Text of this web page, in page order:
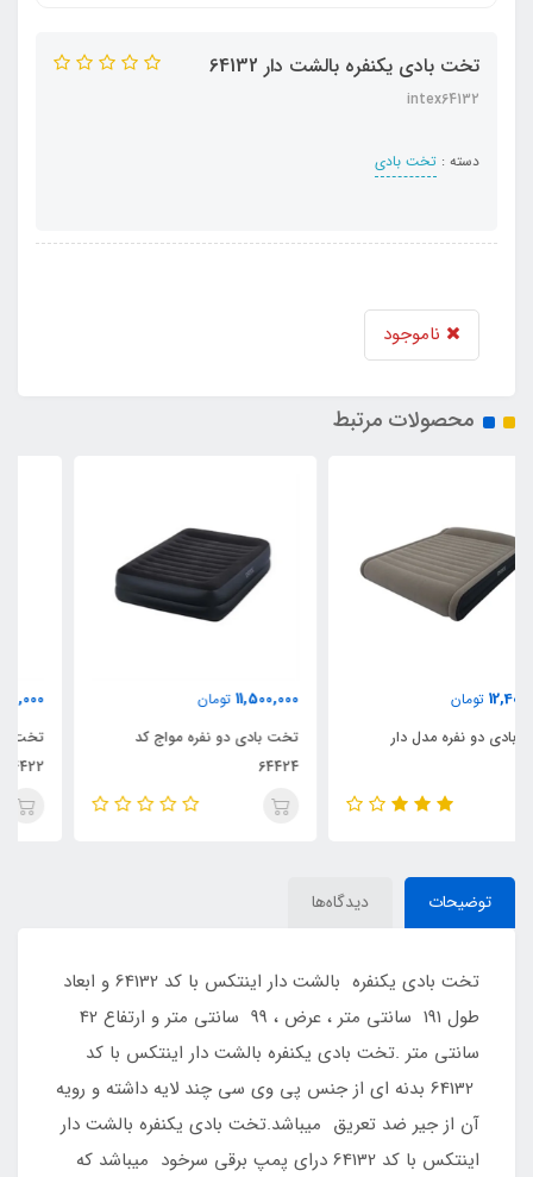
تخت بادی یکنفره بالشت دار 64132
intex64132
دسته : تخت بادی
ناموجود
محصولات مرتبط
11,500,000
تخت بادی دو نفره مواج کد
9,600,000
تخت بادی یک نفره مواج کد
توضیحات دیدگاه‌ها
تخت بادی یکنفره بالشت دار اینتکس با کد 64132 و ابعاد
طول 191 سانتی متر ، عرض ، 99 سانتی متر و ارتفاع 42
سانتی متر .تخت بادی یکنفره بالشت دار اینتکس با کد
64132 بدنه ای از جنس پی وی سی چند لایه داشته و رویه
آن از جیر ضد تعریق میباشد.تخت بادی یکنفره بالشت دار
اینتکس با کد 64132 درای پمپ برقی سرخود میباشد که